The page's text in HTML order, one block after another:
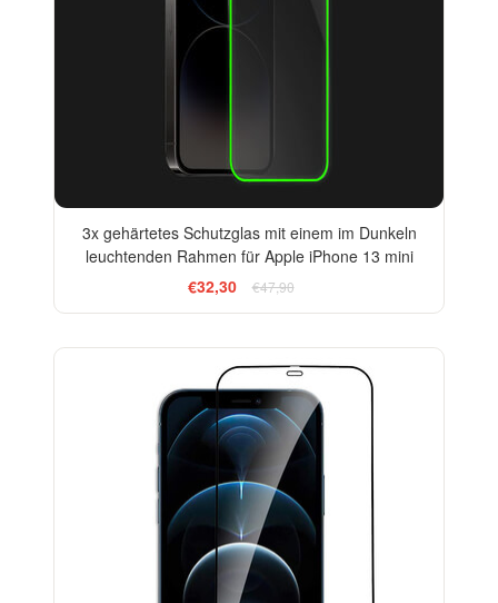
3x gehärtetes Schutzglas mit einem im Dunkeln
leuchtenden Rahmen für Apple iPhone 13 mini
€32,30
€47,90